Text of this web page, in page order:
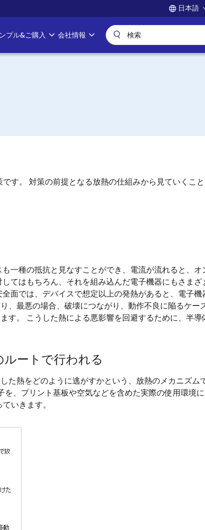
日本語
プル&ご購入 会社情報
す。 対策の前提となる放熱の仕組みから見ていくこと
一種の抵抗と見なすことができ、電流が流れると、
てはもちろん、それを組み込んだ電子機器にもさま
面では、デバイスで想定以上の発熱があると、電子
最悪の場合、破壊につながり、動作不良に陥るケー
。 こうした熱による悪影響を回避するために、半
ートで行われる
熱をどのように逃がすかという、放熱のメカニズム
、プリント基板や空気などを含めた実際の使用環境
いきます。